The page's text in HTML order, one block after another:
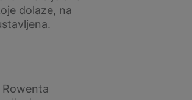
dolaze, na